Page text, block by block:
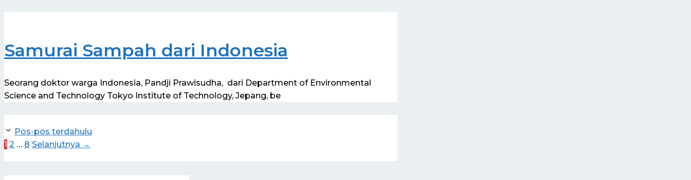
Samurai Sampah dari Indonesia
Seorang doktor warga Indonesia, Pandji Prawisudha, dari Department of Environmental
Science and Technology Tokyo Institute of Technology, Jepang, be
Pos-pos terdahulu
Halaman
1 Halaman
2 … Halaman
8 Selanjutnya →